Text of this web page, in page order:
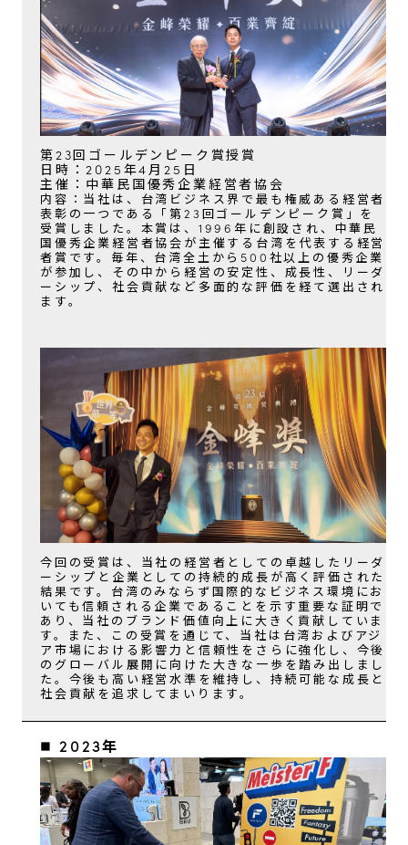
第23回ゴールデンピーク賞授賞
日時：2025年4月25日
主催：中華民国優秀企業経営者協会
内容：当社は、台湾ビジネス界で最も権威ある経営者
表彰の一つである「第23回ゴールデンピーク賞」を
受賞しました。本賞は、1996年に創設され、中華民
国優秀企業経営者協会が主催する台湾を代表する経営
者賞です。毎年、台湾全土から500社以上の優秀企業
が参加し、その中から経営の安定性、成長性、リーダ
ーシップ、社会貢献など多面的な評価を経て選出され
ます。
今回の受賞は、当社の経営者としての卓越したリーダ
ーシップと企業としての持続的成長が高く評価された
結果です。台湾のみならず国際的なビジネス環境にお
いても信頼される企業であることを示す重要な証明で
あり、当社のブランド価値向上に大きく貢献していま
す。また、この受賞を通じて、当社は台湾およびアジ
ア市場における影響力と信頼性をさらに強化し、今後
のグローバル展開に向けた大きな一歩を踏み出しまし
た。今後も高い経営水準を維持し、持続可能な成長と
社会貢献を追求してまいります。
■ 2023年